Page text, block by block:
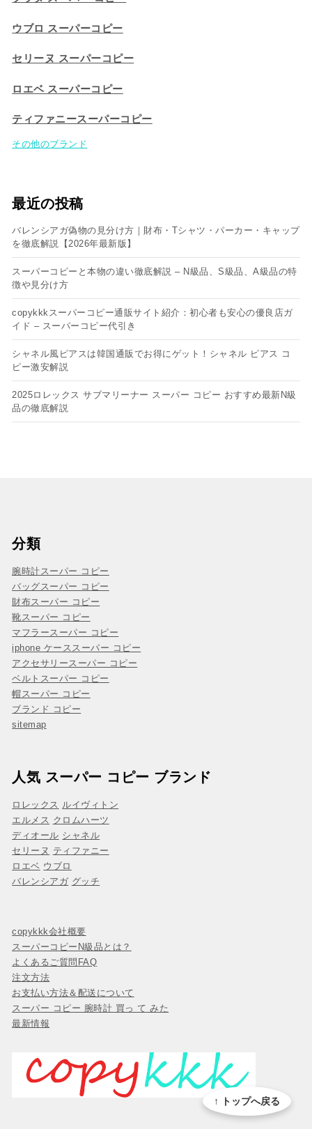
ウブロ スーパーコピー
セリーヌ スーパーコピー​
ロエベ スーパーコピー
ティファニースーパーコピー
その他のブランド
最近の投稿
バレンシアガ偽物の見分け方｜財布・Tシャツ・パーカー・キャップ
を徹底解説【2026年最新版】
スーパーコピーと本物の違い徹底解説 – N級品、S級品、A級品の特
徴や見分け方
copykkkスーパーコピー通販サイト紹介：初心者も安心の優良店ガ
イド – スーパーコピー代引き
シャネル風ピアスは韓国通販でお得にゲット！シャネル ピアス コ
ピー​激安解説
2025ロレックス サブマリーナー スーパー コピー おすすめ最新N級
品の徹底解説
分類
腕時計スーパー コピー
バッグスーパー コピー
財布スーパー コピー
靴スーパー コピー
マフラースーパー コピー
iphone ケーススーパー コピー
アクセサリースーパー コピー
ベルトスーパー コピー
帽スーパー コピー
ブランド コピー
sitemap
人気 スーパー コピー ブランド
ロレックス ルイヴィトン
エルメス クロムハーツ
ディオール シャネル
セリーヌ ティファニー
ロエベ ウブロ
バレンシアガ グッチ
copykkk会社概要
スーパーコピーN級品とは？
よくあるご質問FAQ
注文方法
お支払い方法＆配送について
スーパー コピー 腕時計 買っ て みた
最新情報
↑ トップへ戻る